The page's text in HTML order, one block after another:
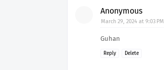
Anonymous
March 29, 2024 at 9:03 PM
Guhan
Reply Delete